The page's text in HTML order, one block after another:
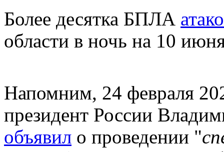
Более десятка БПЛА
области в ночь на 10
Напомним, 24 февраля
президент России
объявил о проведении "